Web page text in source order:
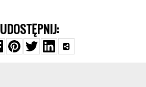
UDOSTĘPNIJ: